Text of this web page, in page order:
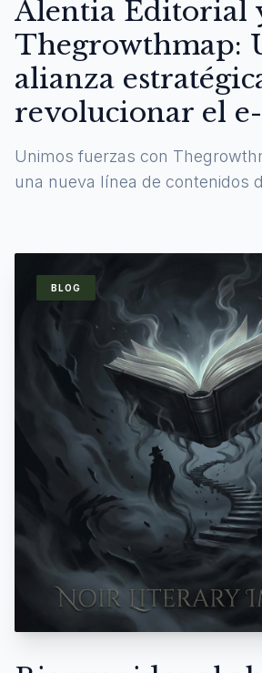
Alentia Editorial
Thegrowthmap:
alianza
revolucionar el
Unimos fuerzas con
una nueva línea de contenidos
BLOG